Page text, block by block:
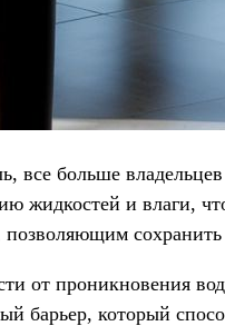
все больше
жидкостей и
от проникновения
который